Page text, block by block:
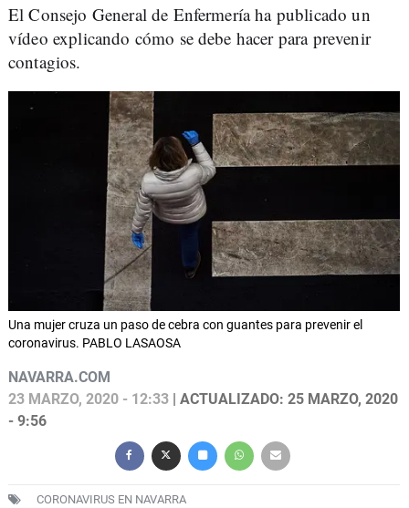
El Consejo General de Enfermería ha publicado un
vídeo explicando cómo se debe hacer para prevenir
contagios.
Una mujer cruza un paso de cebra con guantes para prevenir el
coronavirus. PABLO LASAOSA
NAVARRA.COM
23 MARZO, 2020 - 12:33 | ACTUALIZADO: 25 MARZO, 2020
- 9:56
CORONAVIRUS EN NAVARRA